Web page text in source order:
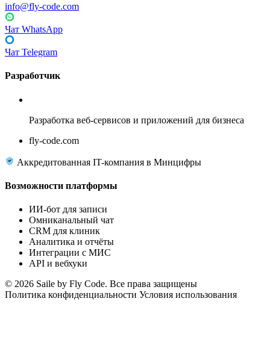
info@fly-code.com
Чат WhatsApp
Чат Telegram
Разработчик
Разработка веб-сервисов и приложений для бизнеса
fly-code.com
Аккредитованная IT-компания в Минцифры
Возможности платформы
ИИ-бот для записи
Омниканальный чат
CRM для клиник
Аналитика и отчёты
Интеграции с МИС
API и вебхуки
© 2026 Saile by Fly Code. Все права защищены
Политика конфиденциальности Условия использования